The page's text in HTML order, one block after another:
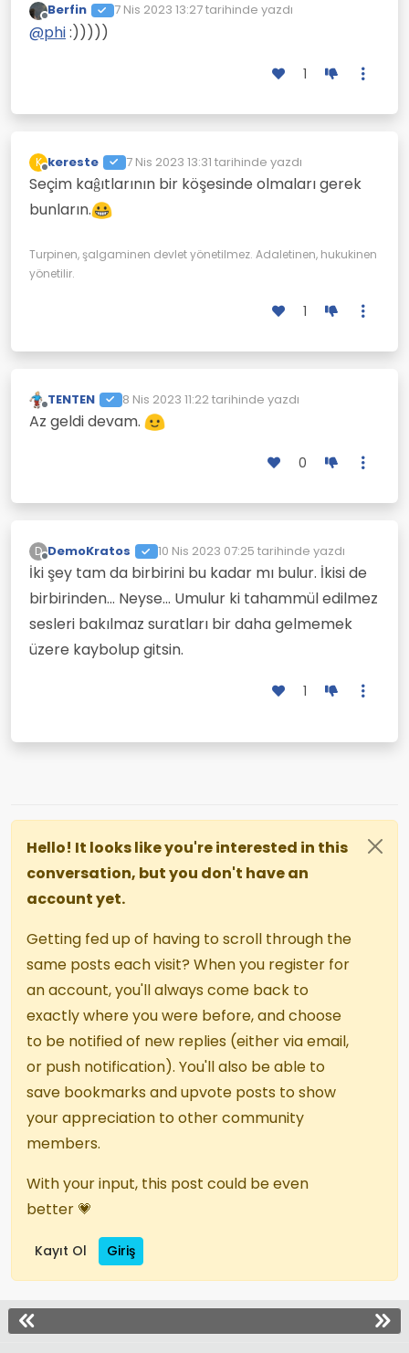
Çevrimdışı
Berfin 7 Nis 2023 13:27tarihinde yazdı
Son düzenleyen:
@phi:)))))
1
K
Çevrimdışı
kereste 7 Nis 2023 13:31 tarihinde yazdı
Son düzenleyen:
Seçim kaĝıtlarının bir köşesinde olmaları gerek
bunların.
Turpinen, şalgaminen devlet yönetilmez. Adaletinen, hukukinen
yönetilir.
1
Çevrimdışı
TENTEN 8 Nis 2023 11:22tarihinde yazdı
Son düzenleyen:
Az geldi devam.
0
D
Çevrimdışı
DemoKratos 10 Nis 2023 07:25 tarihinde yazdı
Son düzenleyen:
İki şey tam da birbirini bu kadar mı bulur. İkisi de
birbirinden... Neyse... Umulur ki tahammül edilmez
sesleri bakılmaz suratları bir daha gelmemek
üzere kaybolup gitsin.
1
Hello! It looks like you're interested in this
conversation, but you don't have an
account yet.
Getting fed up of having to scroll through the
same posts each visit? When you register for
an account, you'll always come back to
exactly where you were before, and choose
to be notified of new replies (either via email,
or push notification). You'll also be able to
save bookmarks and upvote posts to show
your appreciation to other community
members.
With your input, this post could be even
better 💗
Kayıt Ol Giriş